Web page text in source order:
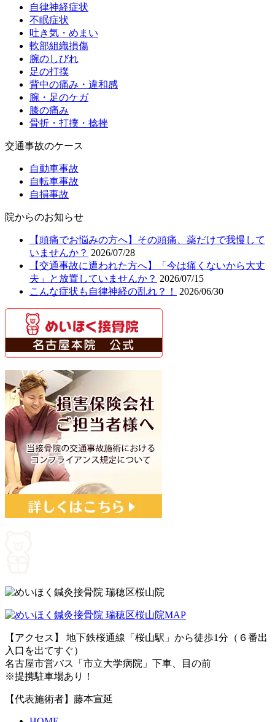
自律神経症状
不眠症状
吐き気・めまい
軟部組織損傷
腕のしびれ
足の打撲
背中の痛み・違和感
腕・足のケガ
膝の痛み
骨折・打撲・捻挫
交通事故のケース
自動車事故
自転車事故
自損事故
院からのお知らせ
【頭痛でお悩みの方へ】その頭痛、薬だけで我慢して
いませんか？ 2026/07/28
【交通事故に遭われた方へ】「今は痛くないから大丈
夫」と放置していませんか？ 2026/07/15
こんな症状も自律神経の乱れ？！
2026/06/30
【アクセス】 地下鉄桜通線「桜山駅」から徒歩1分（６番出
入口を出てすぐ）
名古屋市営バス「市立大学病院」下車、目の前
※提携駐車場あり！
【代表施術者】藤本宣延